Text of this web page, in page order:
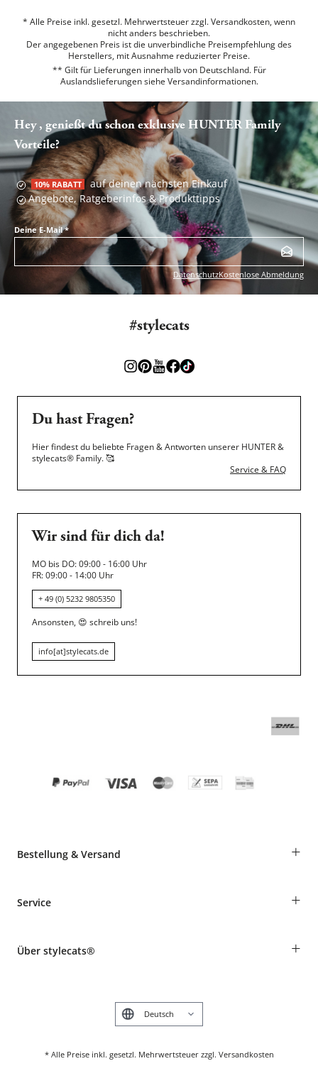
* Alle Preise inkl. gesetzl. Mehrwertsteuer zzgl. Versandkosten, wenn
nicht anders beschrieben.
Der angegebenen Preis ist die unverbindliche Preisempfehlung des
Herstellers, mit Ausnahme reduzierter Preise.
** Gilt für Lieferungen innerhalb von Deutschland. Für
Auslandslieferungen siehe Versandinformationen.
Hey , genießt du schon exklusive HUNTER Family
Vorteile?
10% RABATT auf deinen nächsten Einkauf
Angebote, Ratgeberinfos & Produkttipps
Deine E-Mail*
DatenschutzKostenlose Abmeldung
#stylecats
Du hast Fragen?
Hier findest du beliebte Fragen & Antworten unserer HUNTER &
stylecats® Family.🥰
Service & FAQ
Wir sind für dich da!
MO bis DO: 09:00 - 16:00 Uhr
FR: 09:00 - 14:00 Uhr
+ 49 (0) 5232 9805350
Ansonsten, 😍 schreib uns!
info[at]stylecats.de
Bestellung & Versand +
Informationen zur Lieferung
Produkte reklamieren und zurücksenden
Service +
Tierkrankenversicherung
Über stylecats® +
* Alle Preise inkl. gesetzl. Mehrwertsteuer zzgl. Versandkosten
English